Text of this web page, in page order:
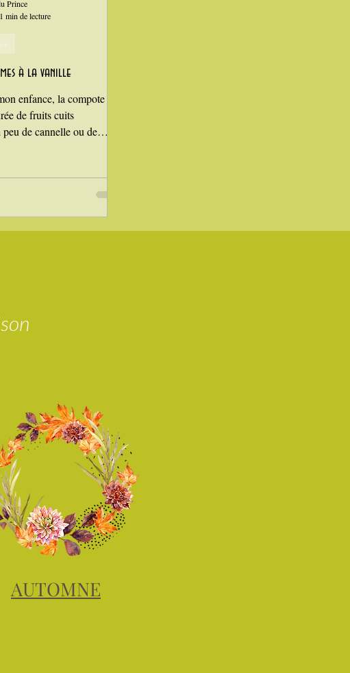
à la vanille
enfance, la compote de
de fruits cuits
de cannelle ou de
Prince
1 min de lecture
AUTOMNE